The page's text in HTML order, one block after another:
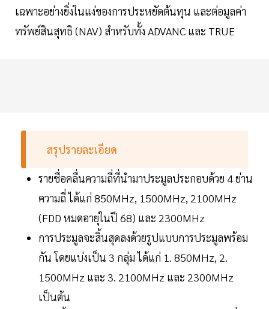
เฉพาะอย่างยิ่งในแง่ของการประหยัดต้นทุน และต่อมูลค่า
ทรัพย์สินสุทธิ (NAV) สำหรับทั้ง ADVANC และ TRUE
สรุปรายละเอียด
รายชื่อคลื่นความถี่ที่นำมาประมูลประกอบด้วย 4 ย่าน
ความถี่ ได้แก่ 850MHz, 1500MHz, 2100MHz
(FDD หมดอายุในปี 68) และ 2300MHz
การประมูลจะสิ้นสุดลงด้วยรูปแบบการประมูลพร้อม
กัน โดยแบ่งเป็น 3 กลุ่ม ได้แก่ 1. 850MHz, 2.
1500MHz และ 3. 2100MHz และ 2300MHz
เป็นต้น